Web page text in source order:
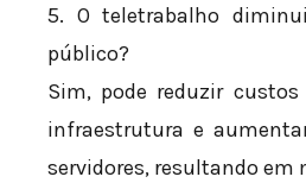
5. O teletrabalho
público?
Sim, pode reduzir
infraestrutura e
servidores, resultando em